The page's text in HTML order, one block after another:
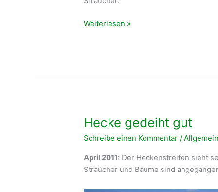
Sommer
Weiterlesen »
Hecke gedeiht gut
Schreibe einen Kommentar /Allgemein
April 2011: Der Heckenstreifen sieht
Sträücher und Bäume sind